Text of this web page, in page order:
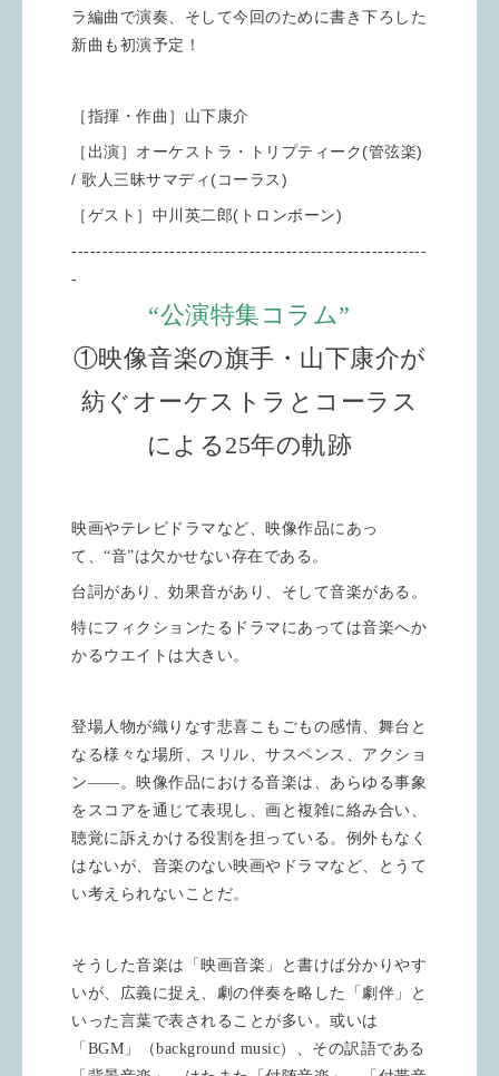
ラ編曲で演奏、そして今回のために書き下ろした
新曲も初演予定！
［指揮・作曲］山下康介
［出演］オーケストラ・トリプティーク(管弦楽)
/ 歌人三昧サマディ(コーラス)
［ゲスト］中川英二郎(トロンボーン)
----------------------------------------------------------
-
“公演特集コラム”
①映像音楽の旗手・山下康介が
紡ぐオーケストラとコーラス
による25年の軌跡
映画やテレビドラマなど、映像作品にあっ
て、“音”は欠かせない存在である。
台詞があり、効果音があり、そして音楽がある。
特にフィクションたるドラマにあっては音楽へか
かるウエイトは大きい。
登場人物が織りなす悲喜こもごもの感情、舞台と
なる様々な場所、スリル、サスペンス、アクショ
ン――。映像作品における音楽は、あらゆる事象
をスコアを通じて表現し、画と複雑に絡み合い、
聴覚に訴えかける役割を担っている。例外もなく
はないが、音楽のない映画やドラマなど、とうて
い考えられないことだ。
そうした音楽は「映画音楽」と書けば分かりやす
いが、広義に捉え、劇の伴奏を略した「劇伴」と
いった言葉で表されることが多い。或いは
「BGM」（background music）、その訳語である